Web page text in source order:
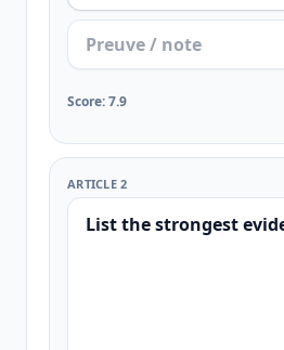
Score:7.9
ARTICLE 2